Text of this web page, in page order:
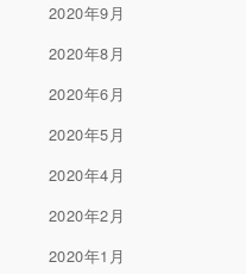
2020年9月
2020年8月
2020年6月
2020年5月
2020年4月
2020年2月
2020年1月